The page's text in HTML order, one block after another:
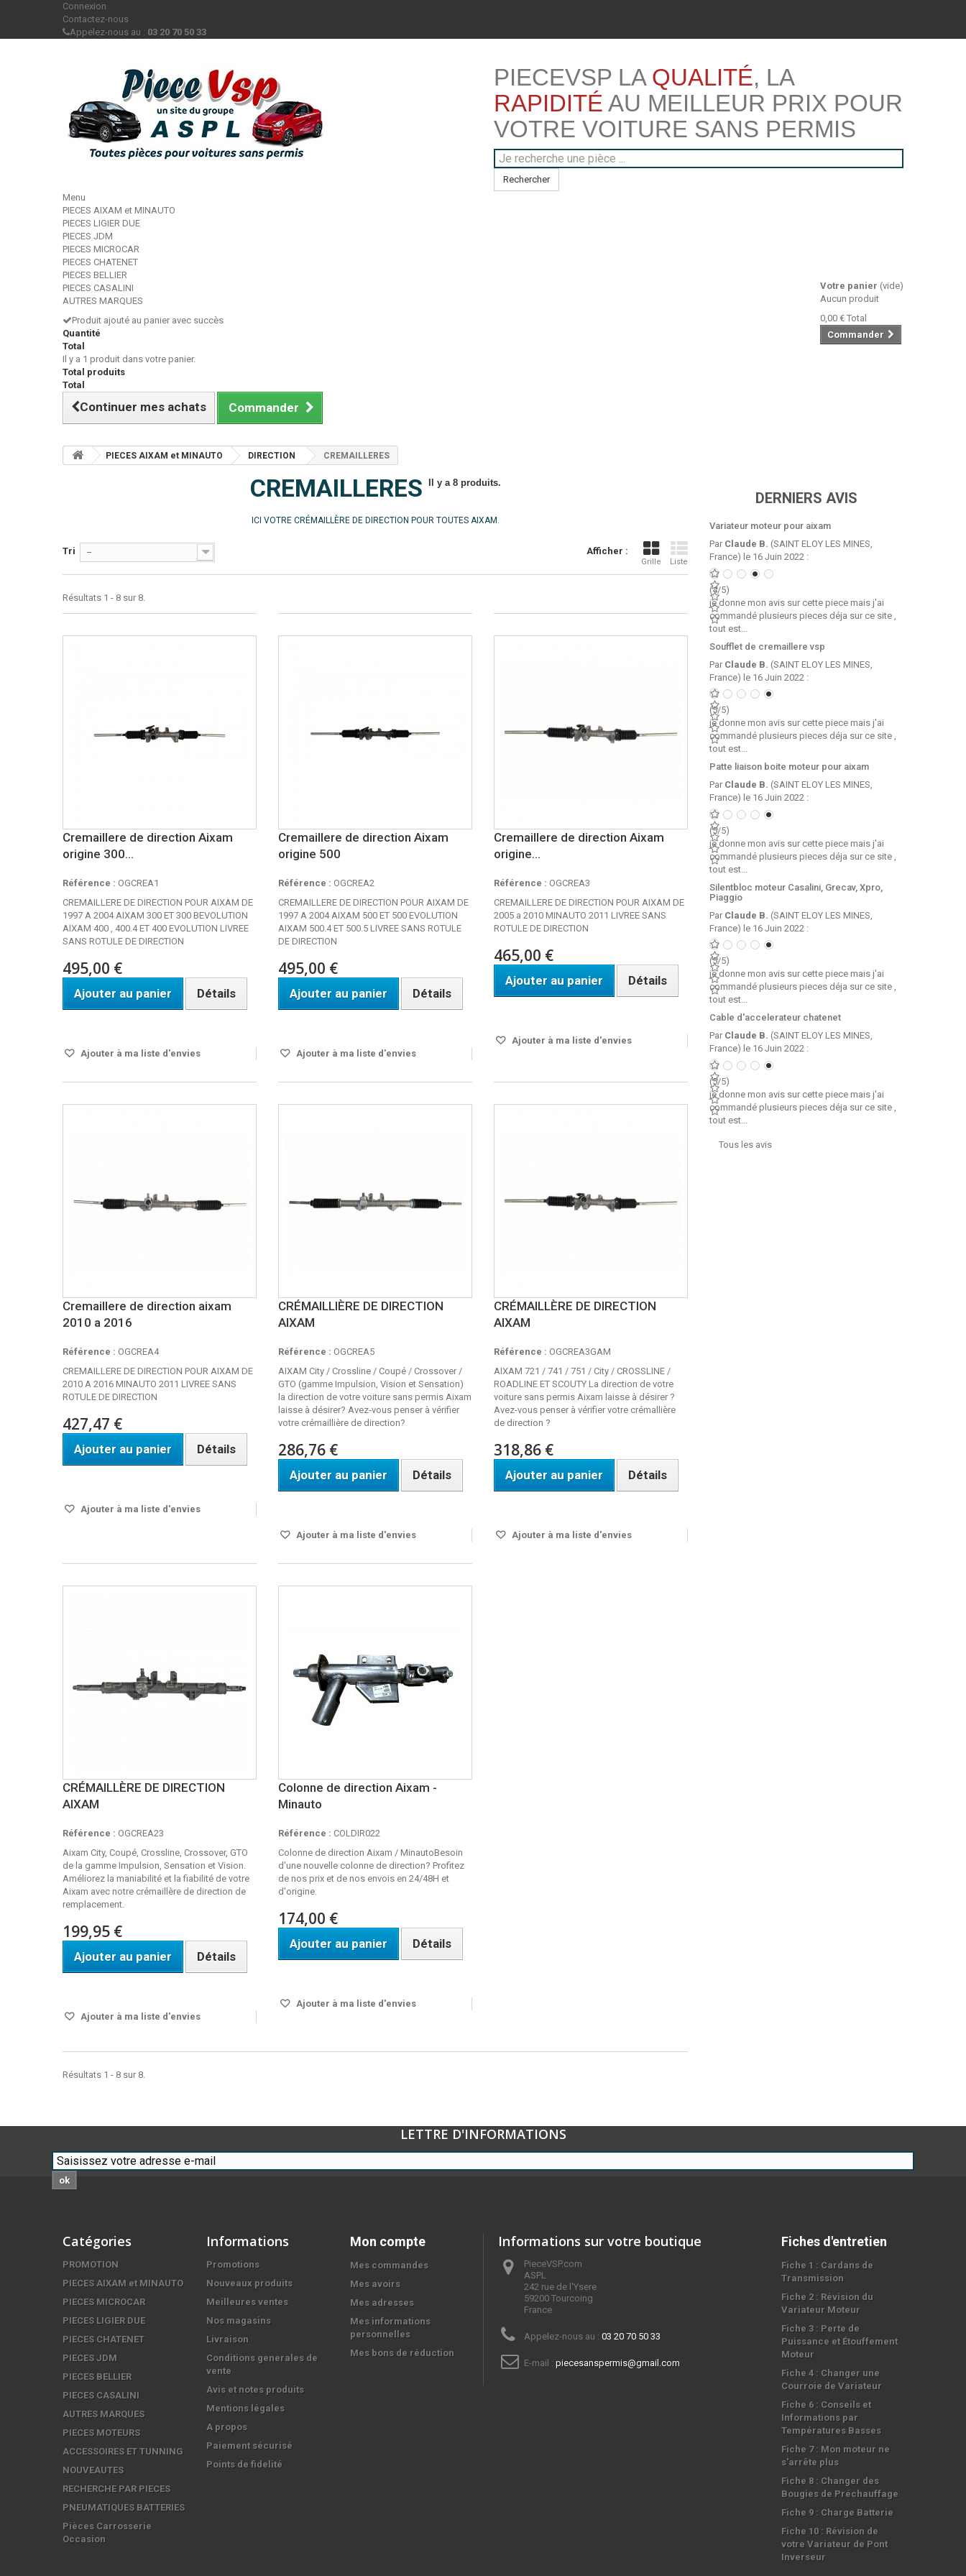
Connexion
Contactez-nous
Appelez-nous au : 03 20 70 50 33
PIECEVSP LA QUALITÉ, LA
RAPIDITÉ AU MEILLEUR PRIX POUR
VOTRE VOITURE SANS PERMIS
Rechercher
Menu
PIECES AIXAM et MINAUTO
PIECES LIGIER DUE
PIECES JDM
PIECES MICROCAR
PIECES CHATENET
PIECES BELLIER
PIECES CASALINI
AUTRES MARQUES
Votre panier (vide)
Aucun produit
0,00 € Total
Commander
Produit ajouté au panier avec succès
Quantité
Total
Il y a 1 produit dans votre panier.
Total produits
Total
Continuer mes achats Commander
PIECES AIXAM et MINAUTO DIRECTION CREMAILLERES
CREMAILLERES Il y a 8 produits.
ICI VOTRE CRÉMAILLÈRE DE DIRECTION POUR TOUTES AIXAM.
Afficher :
Grille Liste
Tri --
Résultats 1 - 8 sur 8.
Cremaillere de direction Aixam
origine 300...
Référence : OGCREA1
CREMAILLERE DE DIRECTION POUR AIXAM DE
1997 A 2004 AIXAM 300 ET 300 BEVOLUTION
AIXAM 400 , 400.4 ET 400 EVOLUTION LIVREE
SANS ROTULE DE DIRECTION
495,00 €
Ajouter au panier Détails
Ajouter à ma liste d'envies
Cremaillere de direction Aixam
origine 500
Référence : OGCREA2
CREMAILLERE DE DIRECTION POUR AIXAM DE
1997 A 2004 AIXAM 500 ET 500 EVOLUTION
AIXAM 500.4 ET 500.5 LIVREE SANS ROTULE
DE DIRECTION
495,00 €
Ajouter au panier Détails
Ajouter à ma liste d'envies
Cremaillere de direction Aixam
origine...
Référence : OGCREA3
CREMAILLERE DE DIRECTION POUR AIXAM DE
2005 a 2010 MINAUTO 2011 LIVREE SANS
ROTULE DE DIRECTION
465,00 €
Ajouter au panier Détails
Ajouter à ma liste d'envies
Cremaillere de direction aixam
2010 a 2016
Référence : OGCREA4
CREMAILLERE DE DIRECTION POUR AIXAM DE
2010 A 2016 MINAUTO 2011 LIVREE SANS
ROTULE DE DIRECTION
427,47 €
Ajouter au panier Détails
Ajouter à ma liste d'envies
CRÉMAILLIÈRE DE DIRECTION
AIXAM
Référence : OGCREA5
AIXAM City / Crossline / Coupé / Crossover /
GTO (gamme Impulsion, Vision et Sensation)
la direction de votre voiture sans permis Aixam
laisse à désirer? Avez-vous penser à vérifier
votre crémaillière de direction?
286,76 €
Ajouter au panier Détails
Ajouter à ma liste d'envies
CRÉMAILLÈRE DE DIRECTION
AIXAM
Référence : OGCREA3GAM
AIXAM 721 / 741 / 751 / City / CROSSLINE /
ROADLINE ET SCOUTY La direction de votre
voiture sans permis Aixam laisse à désirer ?
Avez-vous penser à vérifier votre crémallière
de direction ?
318,86 €
Ajouter au panier Détails
Ajouter à ma liste d'envies
CRÉMAILLÈRE DE DIRECTION
AIXAM
Référence : OGCREA23
Aixam City, Coupé, Crossline, Crossover, GTO
de la gamme Impulsion, Sensation et Vision.
Améliorez la maniabilité et la fiabilité de votre
Aixam avec notre crémaillère de direction de
remplacement.
199,95 €
Ajouter au panier Détails
Ajouter à ma liste d'envies
Colonne de direction Aixam -
Minauto
Référence : COLDIR022
Colonne de direction Aixam / MinautoBesoin
d'une nouvelle colonne de direction? Profitez
de nos prix et de nos envois en 24/48H et
d'origine.
174,00 €
Ajouter au panier Détails
Ajouter à ma liste d'envies
Résultats 1 - 8 sur 8.
DERNIERS AVIS
Variateur moteur pour aixam
Par Claude B. (SAINT ELOY LES MINES,
France) le 16 Juin 2022 :
(4/5)
je donne mon avis sur cette piece mais j'ai
commandé plusieurs pieces déja sur ce site ,
tout est...
Soufflet de cremaillere vsp
Par Claude B. (SAINT ELOY LES MINES,
France) le 16 Juin 2022 :
(5/5)
je donne mon avis sur cette piece mais j'ai
commandé plusieurs pieces déja sur ce site ,
tout est...
Patte liaison boite moteur pour aixam
Par Claude B. (SAINT ELOY LES MINES,
France) le 16 Juin 2022 :
(5/5)
je donne mon avis sur cette piece mais j'ai
commandé plusieurs pieces déja sur ce site ,
tout est...
Silentbloc moteur Casalini, Grecav, Xpro,
Piaggio
Par Claude B. (SAINT ELOY LES MINES,
France) le 16 Juin 2022 :
(5/5)
je donne mon avis sur cette piece mais j'ai
commandé plusieurs pieces déja sur ce site ,
tout est...
Cable d'accelerateur chatenet
Par Claude B. (SAINT ELOY LES MINES,
France) le 16 Juin 2022 :
(5/5)
je donne mon avis sur cette piece mais j'ai
commandé plusieurs pieces déja sur ce site ,
tout est...
Tous les avis
LETTRE D'INFORMATIONS
ok
Catégories
PROMOTION
PIECES AIXAM et MINAUTO
PIECES MICROCAR
PIECES LIGIER DUE
PIECES CHATENET
PIECES JDM
PIECES BELLIER
PIECES CASALINI
AUTRES MARQUES
PIECES MOTEURS
ACCESSOIRES ET TUNNING
NOUVEAUTES
RECHERCHE PAR PIECES
PNEUMATIQUES BATTERIES
Pièces Carrosserie
Occasion
Informations
Promotions
Nouveaux produits
Meilleures ventes
Nos magasins
Livraison
Conditions generales de
vente
Avis et notes produits
Mentions légales
A propos
Paiement sécurisé
Points de fidelité
Mon compte
Mes commandes
Mes avoirs
Mes adresses
Mes informations
personnelles
Mes bons de réduction
Informations sur votre boutique
PieceVSP.com
ASPL
242 rue de l'Ysere
59200 Tourcoing
France
Appelez-nous au : 03 20 70 50 33
E-mail : piecesanspermis@gmail.com
Fiches d'entretien
Fiche 1 : Cardans de
Transmission
Fiche 2 : Révision du
Variateur Moteur
Fiche 3 : Perte de
Puissance et Étouffement
Moteur
Fiche 4 : Changer une
Courroie de Variateur
Fiche 6 : Conseils et
Informations par
Températures Basses
Fiche 7 : Mon moteur ne
s'arrête plus
Fiche 8 : Changer des
Bougies de Préchauffage
Fiche 9 : Charge Batterie
Fiche 10 : Révision de
votre Variateur de Pont
Inverseur